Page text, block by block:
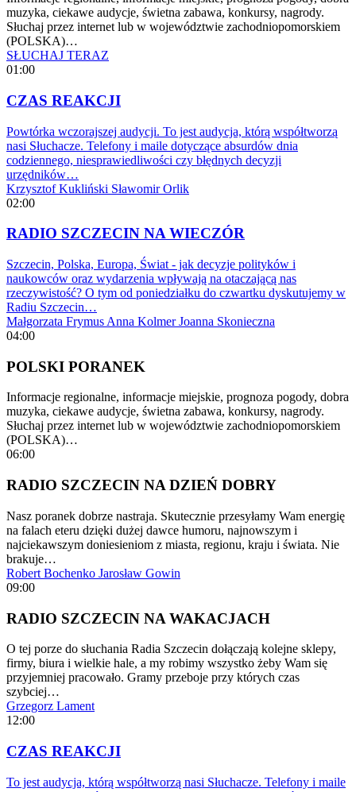
muzyka, ciekawe audycje, świetna zabawa, konkursy, nagrody.
Słuchaj przez internet lub w województwie zachodniopomorskiem
(POLSKA)…
SŁUCHAJ TERAZ
01:00
CZAS REAKCJI
Powtórka wczorajszej audycji. To jest audycja, którą współtworzą
nasi Słuchacze. Telefony i maile dotyczące absurdów dnia
codziennego, niesprawiedliwości czy błędnych decyzji
urzędników…
Krzysztof Kukliński Sławomir Orlik
02:00
RADIO SZCZECIN NA WIECZÓR
Szczecin, Polska, Europa, Świat - jak decyzje polityków i
naukowców oraz wydarzenia wpływają na otaczającą nas
rzeczywistość? O tym od poniedziałku do czwartku dyskutujemy w
Radiu Szczecin…
Małgorzata Frymus Anna Kolmer Joanna Skonieczna
04:00
POLSKI PORANEK
Informacje regionalne, informacje miejskie, prognoza pogody, dobra
muzyka, ciekawe audycje, świetna zabawa, konkursy, nagrody.
Słuchaj przez internet lub w województwie zachodniopomorskiem
(POLSKA)…
06:00
RADIO SZCZECIN NA DZIEŃ DOBRY
Nasz poranek dobrze nastraja. Skutecznie przesyłamy Wam energię
na falach eteru dzięki dużej dawce humoru, najnowszym i
najciekawszym doniesieniom z miasta, regionu, kraju i świata. Nie
brakuje…
Robert Bochenko Jarosław Gowin
09:00
RADIO SZCZECIN NA WAKACJACH
O tej porze do słuchania Radia Szczecin dołączają kolejne sklepy,
firmy, biura i wielkie hale, a my robimy wszystko żeby Wam się
przyjemniej pracowało. Gramy przeboje przy których czas
szybciej…
Grzegorz Lament
12:00
CZAS REAKCJI
To jest audycja, którą współtworzą nasi Słuchacze. Telefony i maile